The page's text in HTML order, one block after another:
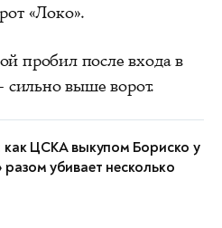
«Локо».
пробил после входа в
выше ворот.
как ЦСКА выкупом Бориско у
разом убивает несколько